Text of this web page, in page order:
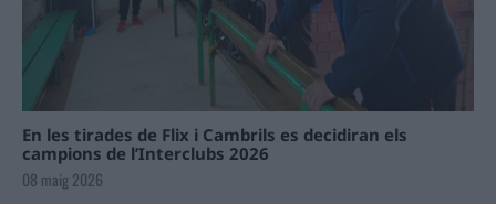
En les tirades de Flix i Cambrils es decidiran els
campions de l’Interclubs 2026
08 maig 2026